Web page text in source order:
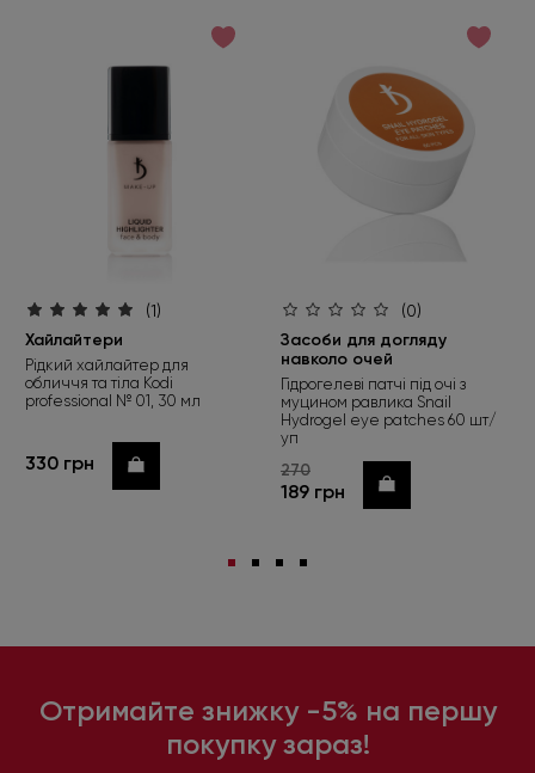
(1)
Хайлайтери
Рідкий хайлайтер для
обличчя та тіла Kodi
professional № 01, 30 мл
330 грн Купити
(0)
Засоби для догляду
навколо очей
Гідрогелеві патчі під очі з
муцином равлика Snail
Hydrogel eye patches 60 шт/
уп
270
189 грн Купити
Отримайте знижку -5% на першу
покупку зараз!